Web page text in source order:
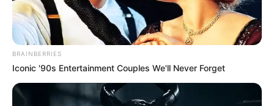
BRAINBERRIES
Iconic '90s Entertainment Couples We'll Never Forget